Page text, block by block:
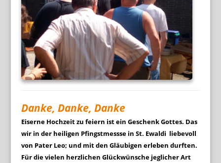
Danke, Danke, Danke
Eiserne Hochzeit zu feiern ist ein Geschenk Gottes. Das
wir in der heiligen Pfingstmessse in St. Ewaldi liebevoll
von Pater Leo; und mit den Gläubigen erleben durften.
Für die vielen herzlichen Glückwünsche jeglicher Art